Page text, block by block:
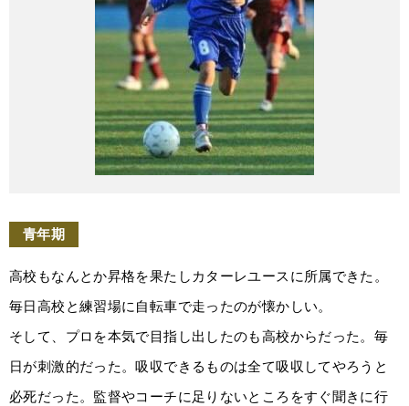
青年期
高校もなんとか昇格を果たしカターレユースに所属できた。
毎日高校と練習場に自転車で走ったのが懐かしい。
そして、プロを本気で目指し出したのも高校からだった。毎
日が刺激的だった。吸収できるものは全て吸収してやろうと
必死だった。監督やコーチに足りないところをすぐ聞きに行